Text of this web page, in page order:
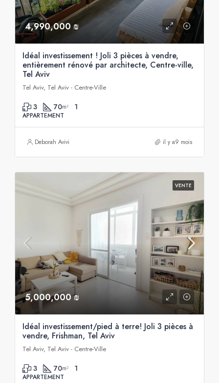
4,990,000 ₪
Idéal investissement ! Joli 3 pièces à vendre,
entièrement rénové par architecte, Centre-ville,
Tel Aviv
Tel Aviv, Tel Aviv - Centre-Ville
3 70m² 1
APPARTEMENT
Deborah Avivi il y a9 mois
VENTE
5,000,000 ₪
Idéal investissement/pied à terre! Joli 3 pièces à
vendre, Frishman, Tel Aviv
Tel Aviv, Tel Aviv - Centre-Ville
3 70m² 1
APPARTEMENT